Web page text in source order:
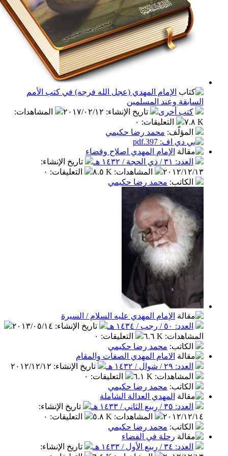
الإمام المهدي (عجل الله فرجه) في كتب الأمم
وعند المسلمين
أخرى
تاريخ الإنشاء :٢٠١٧/٠٢/١٢ المشاهدات:
التعليقات:٠
محمد رضا حكيمي
الإمام المهدي اصلاح وقضاء
تاريخ الإنشاء :
المشاهدات: ٨.٥ K التعليقات:٠
محمد رضا حكيمي
الإمام المهدي عليه السلام / السيرة
تاريخ الإنشاء :٢٠١٣/٠٥/١٤
٦.٦ K التعليقات:٠
محمد رضا حكيمي
الامام المهدي الصفات والمقام
تاريخ الإنشاء :٢٠١٢/١٢/١٢
: ٦.١ K التعليقات:٠
محمد رضا حكيمي
المهدي العدالة الشاملة
تاريخ الإنشاء :
المشاهدات: ٥.٨ K التعليقات:٠
محمد رضا حكيمي
رحلة في الفضاء
تاريخ الإنشاء :